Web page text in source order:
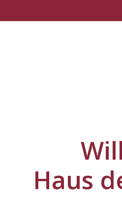
Haus